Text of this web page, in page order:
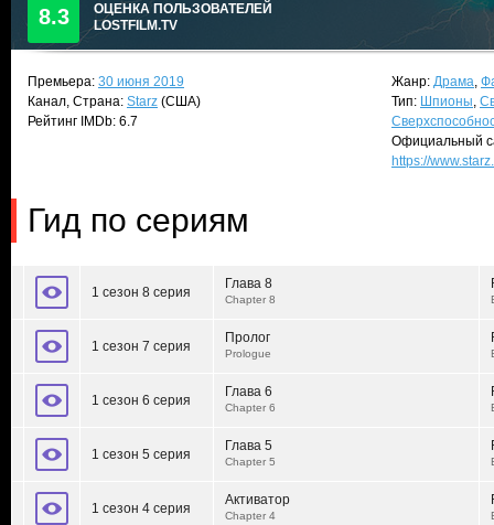
8.3
ОЦЕНКА ПОЛЬЗОВАТЕЛЕЙ
LOSTFILM.TV
Премьера: 30 июня 2019
Канал, Страна: Starz (США)
Рейтинг IMDb: 6.7
Жанр: Драма,
Тип: Шпионы,
Официальный
https://
Гид по сериям
1 сезон 8 серия
Глава 8
Chapter 8
1 сезон 7 серия
Пролог
Prologue
1 сезон 6 серия
Глава 6
Chapter 6
1 сезон 5 серия
Глава 5
Chapter 5
1 сезон 4 серия
Активатор
Chapter 4